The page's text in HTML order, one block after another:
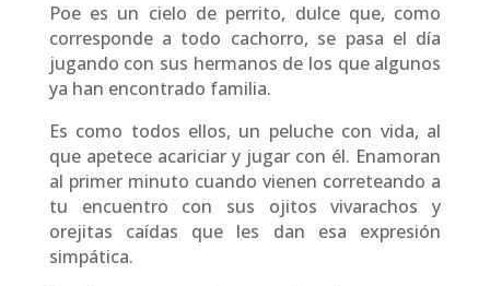
Poe es un cielo de perrito, dulce que, como
corresponde a todo cachorro, se pasa el día
jugando con sus hermanos de los que algunos
ya han encontrado familia.
Es como todos ellos, un peluche con vida, al
que apetece acariciar y jugar con él. Enamoran
al primer minuto cuando vienen correteando a
tu encuentro con sus ojitos vivarachos y
orejitas caídas que les dan esa expresión
simpática.